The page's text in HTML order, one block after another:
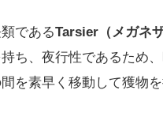
であるTarsier（メガネザ
ち、夜行性であるため
を素早く移動して獲物